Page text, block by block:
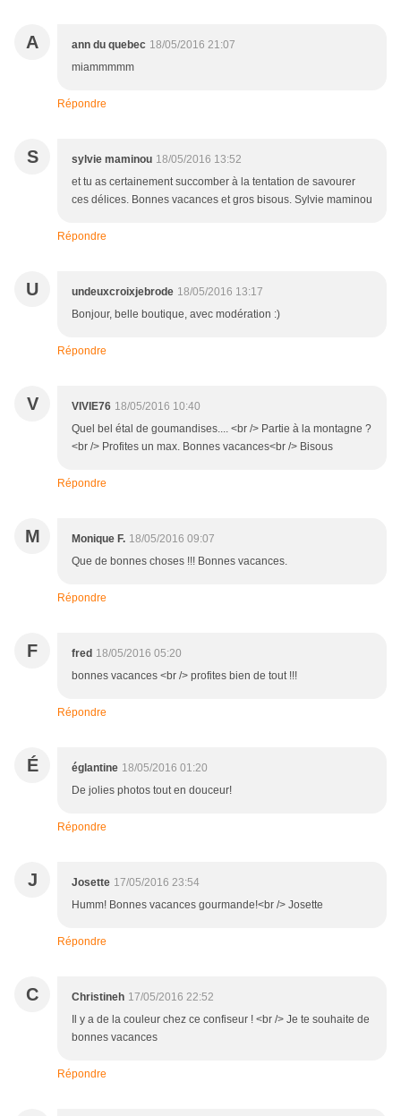
A ann du quebec 18/05/2016 21:07
miammmmm
Répondre
S sylvie maminou 18/05/2016 13:52
et tu as certainement succomber à la tentation de savourer
ces délices. Bonnes vacances et gros bisous. Sylvie maminou
Répondre
U undeuxcroixjebrode 18/05/2016 13:17
Bonjour, belle boutique, avec modération :)
Répondre
V VIVIE76 18/05/2016 10:40
Quel bel étal de goumandises.... <br /> Partie à la montagne ?
<br /> Profites un max. Bonnes vacances<br /> Bisous
Répondre
M Monique F. 18/05/2016 09:07
Que de bonnes choses !!! Bonnes vacances.
Répondre
F fred 18/05/2016 05:20
bonnes vacances <br /> profites bien de tout !!!
Répondre
É églantine 18/05/2016 01:20
De jolies photos tout en douceur!
Répondre
J Josette 17/05/2016 23:54
Humm! Bonnes vacances gourmande!<br /> Josette
Répondre
C Christineh 17/05/2016 22:52
Il y a de la couleur chez ce confiseur ! <br /> Je te souhaite de
bonnes vacances
Répondre